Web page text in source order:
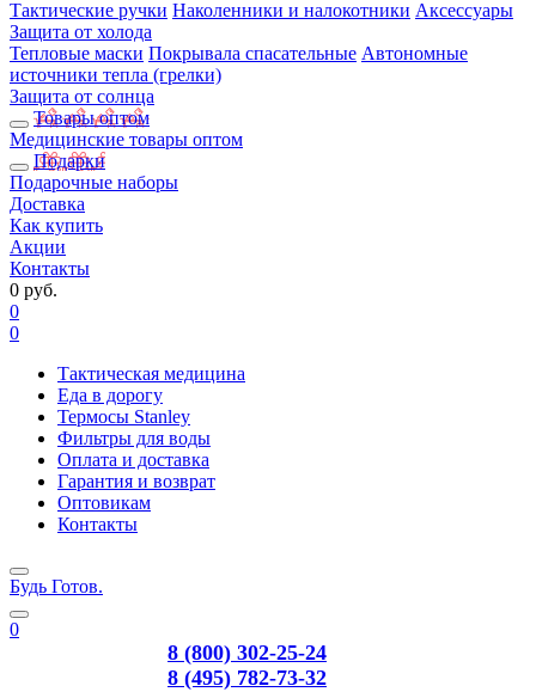
Тактические ручки Наколенники и налокотники Аксессуары
Защита от холода
Тепловые маски Покрывала спасательные Автономные
источники тепла (грелки)
Защита от солнца
Товары оптом
Медицинские товары оптом
Подарки
Подарочные наборы
Доставка
Как купить
Акции
Контакты
0 руб.
0
0
Тактическая медицина
Еда в дорогу
Термосы Stanley
Фильтры для воды
Оплата и доставка
Гарантия и возврат
Оптовикам
Контакты
Будь Готов.
0
8 (800) 302-25-24
8 (495) 782-73-32